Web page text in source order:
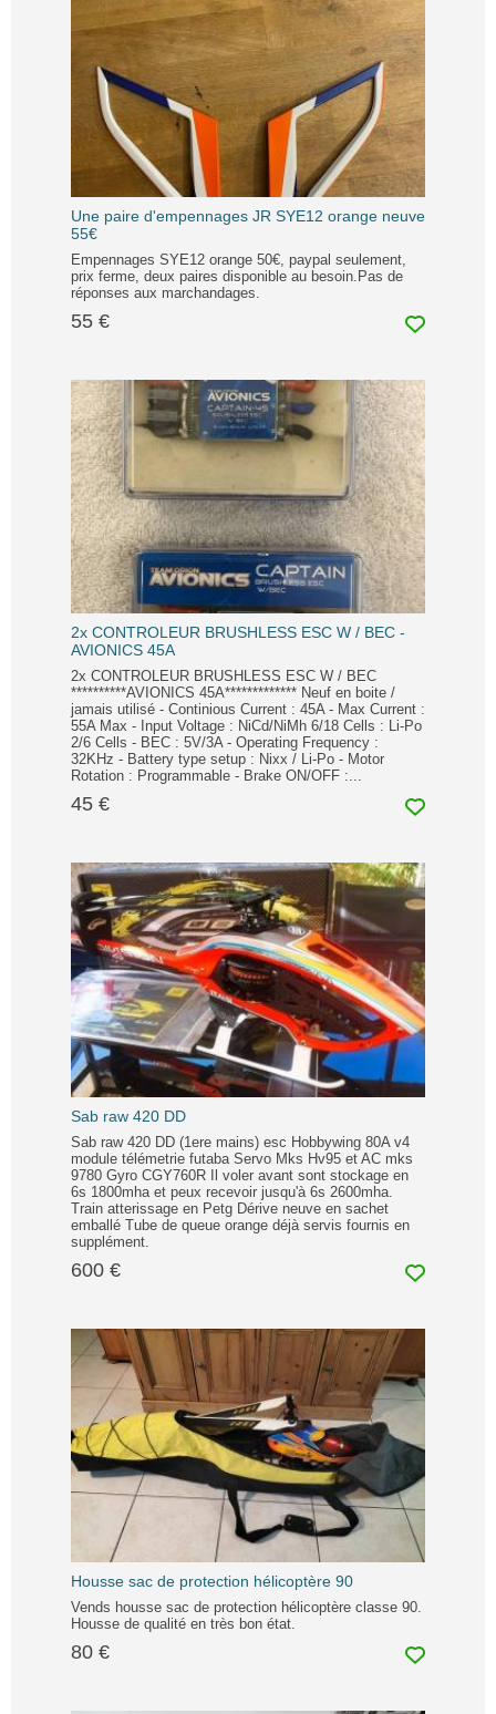
Une paire d'empennages JR SYE12 orange neuve
55€
Empennages SYE12 orange 50€, paypal seulement,
prix ferme, deux paires disponible au besoin.Pas de
réponses aux marchandages.
55 €
2x CONTROLEUR BRUSHLESS ESC W / BEC -
AVIONICS 45A
2x CONTROLEUR BRUSHLESS ESC W / BEC
**********AVIONICS 45A************* Neuf en boite /
jamais utilisé - Continious Current : 45A - Max Current :
55A Max - Input Voltage : NiCd/NiMh 6/18 Cells : Li-Po
2/6 Cells - BEC : 5V/3A - Operating Frequency :
32KHz - Battery type setup : Nixx / Li-Po - Motor
Rotation : Programmable - Brake ON/OFF :...
45 €
Sab raw 420 DD
Sab raw 420 DD (1ere mains) esc Hobbywing 80A v4
module télémetrie futaba Servo Mks Hv95 et AC mks
9780 Gyro CGY760R Il voler avant sont stockage en
6s 1800mha et peux recevoir jusqu'à 6s 2600mha.
Train atterissage en Petg Dérive neuve en sachet
emballé Tube de queue orange déjà servis fournis en
supplément.
600 €
Housse sac de protection hélicoptère 90
Vends housse sac de protection hélicoptère classe 90.
Housse de qualité en très bon état.
80 €